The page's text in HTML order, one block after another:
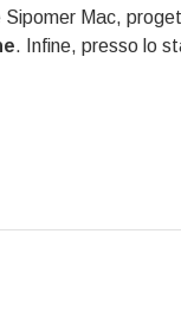
Sipomer Mac,
. Infine, presso lo